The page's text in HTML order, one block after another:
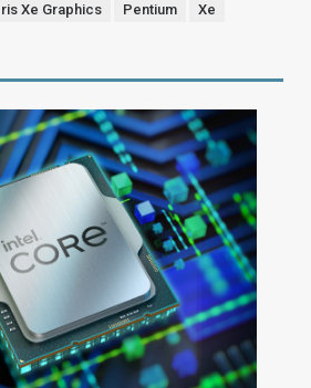
Xe Graphics Pentium
Xe